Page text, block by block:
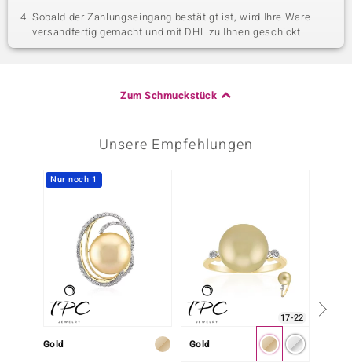
Sobald der Zahlungseingang bestätigt ist, wird Ihre Ware
versandfertig gemacht und mit DHL zu Ihnen geschickt.
Zum Schmuckstück
Unsere Empfehlungen
Nur noch 1
Gold
17-22
Gold